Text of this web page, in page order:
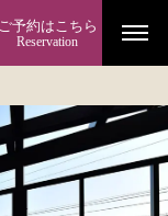
ご予約はこちら
Reservation